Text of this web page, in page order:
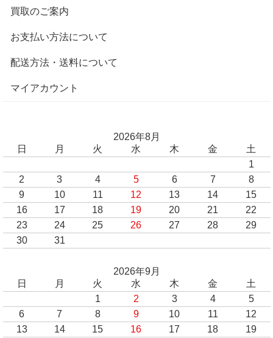
買取のご案内
お支払い方法について
配送方法・送料について
マイアカウント
2026年8月
日
月 火 水 木 金
土
1
2
3 4 5 6 7
8
9
10 11 12 13 14
15
16
17 18 19 20 21
22
23
24 25 26 27 28
29
30
31
2026年9月
日
月 火 水 木 金
土
1
2 3 4
5
6
7 8 9 10 11
12
13
14 15 16 17 18
19